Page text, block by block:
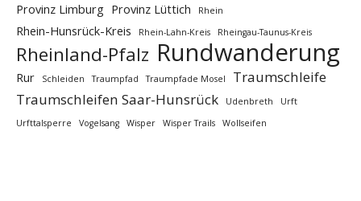
Provinz Limburg Provinz Lüttich Rhein
Rhein-Hunsrück-Kreis Rhein-Lahn-Kreis Rheingau-Taunus-Kreis
Rheinland-Pfalz Rundwanderung
Rur Schleiden Traumpfad Traumpfade Mosel
Traumschleife
Traumschleifen Saar-Hunsrück
Udenbreth
Urft
Urfttalsperre
Vogelsang Wisper Wisper Trails Wollseifen